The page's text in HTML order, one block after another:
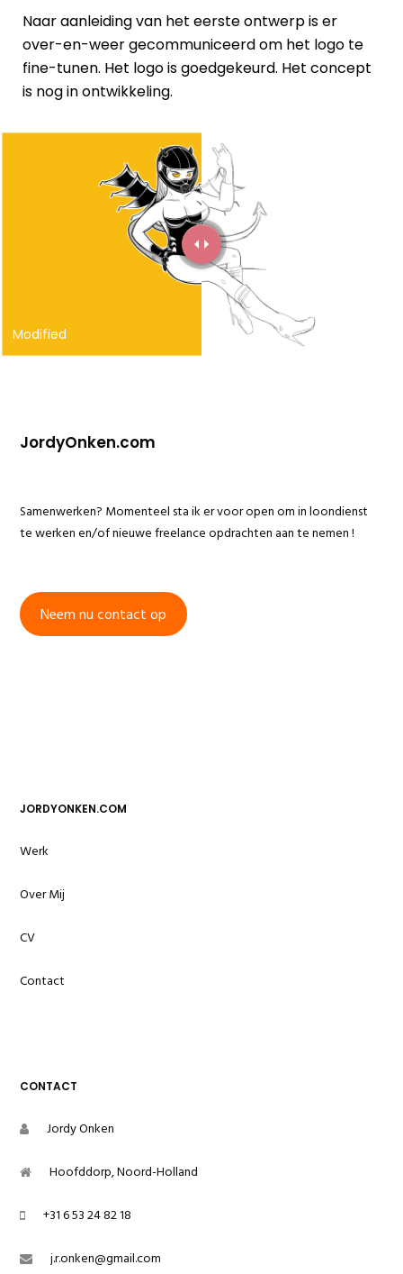
Naar aanleiding van het eerste ontwerp is er
over-en-weer gecommuniceerd om het logo te
fine-tunen. Het logo is goedgekeurd. Het concept
is nog in ontwikkeling.
Modified
JordyOnken.com
Samenwerken? Momenteel sta ik er voor open omin loondienst
te werken en/of nieuwe freelance opdrachten aan te nemen !
Neem nu contact op
JORDYONKEN.COM
Home
Werk
Over Mij
Portfolio
CV
Contact
CONTACT
Jordy Onken
Hoofddorp, Noord-Holland
+31 6 53 24 82 18
j.r.onken@gmail.com